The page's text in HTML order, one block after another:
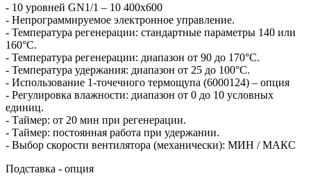
- 10 уровней GN1/1 – 10 400х600
- Непрограммируемое электронное управление.
- Температура регенерации: стандартные параметры 140 или
160°С.
- Температура регенерации: диапазон от 90 до 170°С.
- Температура удержания: диапазон от 25 до 100°С.
- Использование 1-точечного термощупа (6000124) – опция
- Регулировка влажности: диапазон от 0 до 10 условных
единиц.
- Таймер: от 20 мин при регенерации.
- Таймер: постоянная работа при удержании.
- Выбор скорости вентилятора (механически): МИН / МАКС
Подставка - опция